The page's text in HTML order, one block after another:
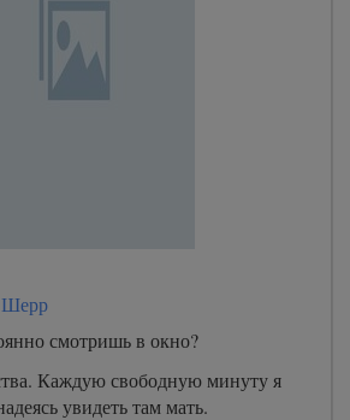
Шерр
смотришь в окно?
Каждую свободную минуту я
увидеть там мать.